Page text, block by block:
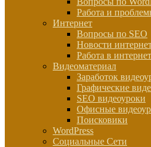
Работа и
Интернет
Вопросы по SEO
Новости
Работа в
Видеоматериал
Заработок
Графические
SEO видеоуроки
Офисные
Поисковики
WordPress
Социальные Сети